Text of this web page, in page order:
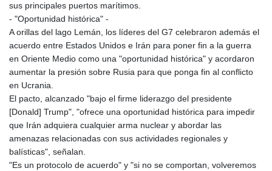
sus principales puertos marítimos.
- "Oportunidad histórica" -
A orillas del lago Lemán, los líderes del G7 celebraron además el
acuerdo entre Estados Unidos e Irán para poner fin a la guerra
en Oriente Medio como una "oportunidad histórica" y acordaron
aumentar la presión sobre Rusia para que ponga fin al conflicto
en Ucrania.
El pacto, alcanzado "bajo el firme liderazgo del presidente
[Donald] Trump", "ofrece una oportunidad histórica para impedir
que Irán adquiera cualquier arma nuclear y abordar las
amenazas relacionadas con sus actividades regionales y
balísticas", señalan.
"Es un protocolo de acuerdo" y "si no se comportan, volveremos